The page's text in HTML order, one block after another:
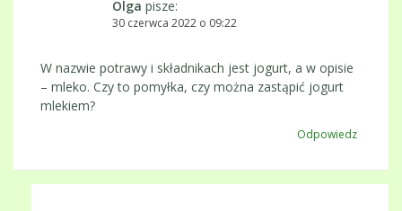
Olga pisze:
30 czerwca 2022 o 09:22
W nazwie potrawy i składnikach jest jogurt, a w opisie
– mleko. Czy to pomyłka, czy można zastąpić jogurt
mlekiem?
Odpowiedz